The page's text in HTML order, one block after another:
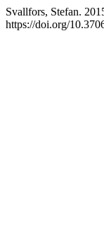
Svallfors, Stefan.
https://doi.org/